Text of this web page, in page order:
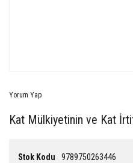
Yorum Yap
Kat Mülkiyetinin ve Kat
Stok Kodu 9789750263446